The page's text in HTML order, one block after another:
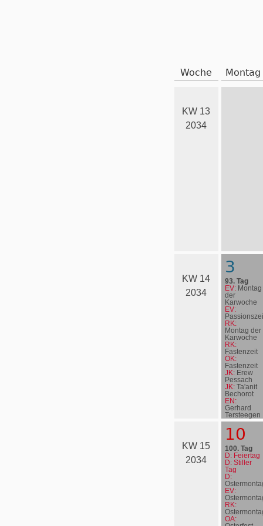
Woche Montag
KW 13
2034
KW 14
2034
3
93. Tag
EV: Montag
der
Karwoche
EV:
RK:
Montag der
Karwoche
RK:
Fastenzeit
ÖK:
Fastenzeit
JK: Erew
Pessach
JK: Ta'anit
Bechorot
EN:
Gerhard
Terstee­gen
KW 15
2034
10
100. Tag
D: Feiertag
D: Stiller
Tag
D:
EV:
RK:
OA: